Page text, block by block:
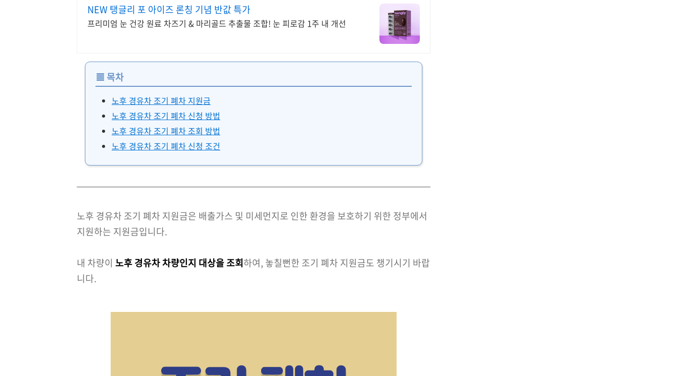
NEW 탱글리 포 아이즈 론칭 기념 반값 특가
프리미엄 눈 건강 원료 차즈기 & 마리골드 추출물 조합! 눈 피로감 1주 내 개선
≣ 목차
노후 경유차 조기 폐차 지원금
노후 경유차 조기 폐차 신청 방법
노후 경유차 조기 폐차 조회 방법
노후 경유차 조기 폐차 신청 조건
노후 경유차 조기 폐차 지원금은 배출가스 및 미세먼지로 인한 환경을 보호하기 위한 정부에서
지원하는 지원금입니다.
내 차량이 노후 경유차 차량인지 대상을 조회하여, 놓칠뻔한 조기 폐차 지원금도 챙기시기 바랍
니다.